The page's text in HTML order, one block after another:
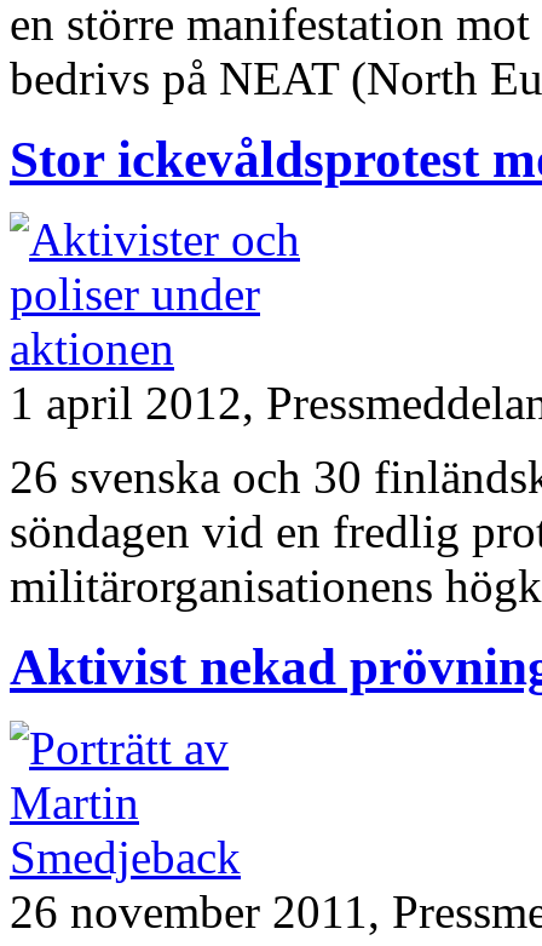
en större manifestation
bedrivs på NEAT (North
Stor ickevåldsprotest
1 april 2012,
26 svenska och 30
söndagen vid en fredlig
militärorganisationens
Aktivist nekad
26 november 2011,